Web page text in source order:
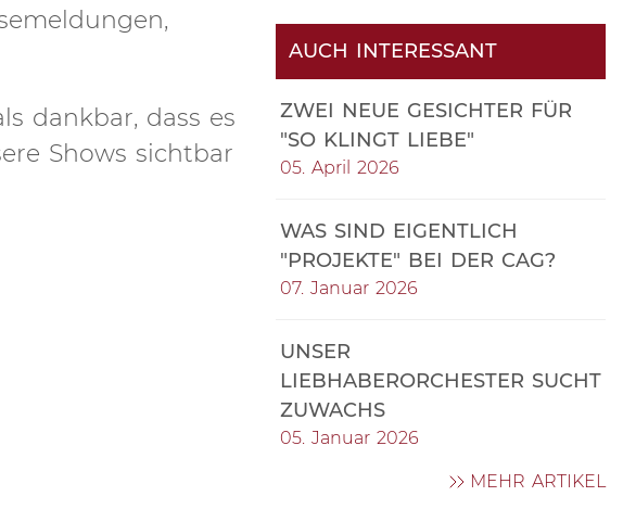
dankbar, dass es
Shows sichtbar
AUCH INTERESSANT
ZWEI NEUE GESICHTER FÜR
"SO KLINGT LIEBE"
05. April 2026
WAS SIND EIGENTLICH
"PROJEKTE" BEI DER CAG?
07. Januar 2026
UNSER
LIEBHABERORCHESTER SUCHT
ZUWACHS
05. Januar 2026
MEHR ARTIKEL